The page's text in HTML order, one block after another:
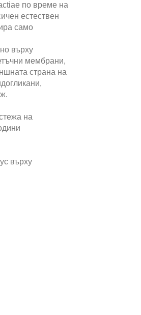
по време на
естествен
само
върху
мембрани,
страна на
на
върху